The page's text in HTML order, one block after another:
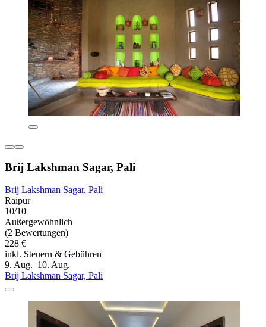
Brij Lakshman Sagar, Pali
Brij Lakshman Sagar, Pali
Raipur
10/10
Außergewöhnlich
(2 Bewertungen)
228 €
inkl. Steuern & Gebühren
9. Aug.–10. Aug.
Brij Lakshman Sagar, Pali